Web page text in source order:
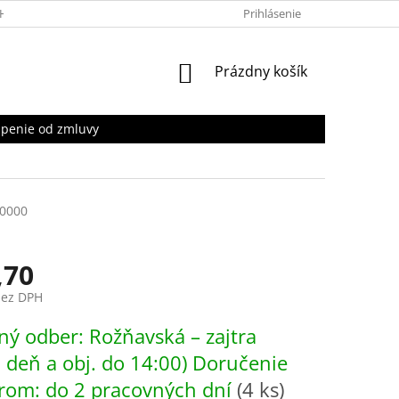
OSOBNÝCH ÚDAJOV Prihlásenie
NÁKUPNÝ
Prázdny košík
od zmluvy
DPH
odber: Rožňavská – zajtra
deň a obj. do 14:00) Doručenie
do 2 pracovných dní (4 ks)